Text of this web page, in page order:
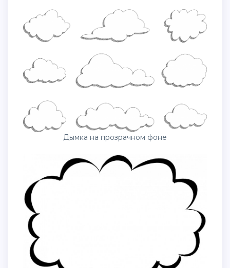
Дымка на прозрачном фоне